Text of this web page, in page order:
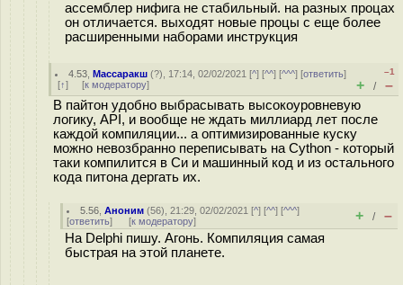
ассемблер нифига не стабильный. на разных процах
он отличается. выходят новые процы с еще более
расширенными наборами инструкция
4.53 ,Массаракш (?), 17:14, 02/02/2021 [^] [^^] [^^^] [ответить]
[↑] [к модератору]
–1
+ / –
В пайтон удобно выбрасывать высокоуровневую
логику, API, и вообще не ждать миллиард лет после
каждой компиляции... а оптимизированные куску
можно невозбранно переписывать на Cython - который
таки компилится в Cи и машинный код и из остального
кода питона дергать их.
5.56 ,Аноним (56), 21:29, 02/02/2021 [^] [^^] [^^^]
[ответить] [к модератору] + / –
На Delphi пишу. Агонь. Компиляция самая
быстрая на этой планете.